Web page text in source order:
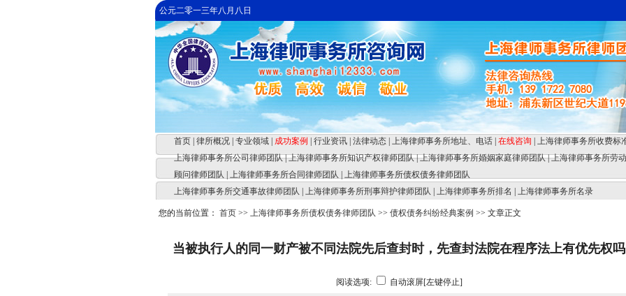
公元二零一三年八月八日
首页 律所概况 专业领域 成功案例 行业资讯 法律动态 上海律师事务所地址、电话 在线咨询 上海律师事务所收费标
上海律师事务所公司律师团队 | 上海律师事务所知识产权律师团队 | 上海律师事务所婚姻家庭律师团队 | 上海律师事务所劳
顾问律师团队
上海律师事务所合同律师团队
上海律师事务所债权债务律师团队
上海律师事务所交通事故律师团队
上海律师事务所刑事辩护律师团队 上海律师事务所排名 上海律师事务所名录
您的当前位置： 首页 >> 上海律师事务所债权债务律师团队 >> 债权债务纠纷经典案例 >> 文章正文
当被执行人的同一财产被不同法院先后查封时，先查封法院在程序法上有优先权吗
阅读选项:
自动滚屏[左键停止]